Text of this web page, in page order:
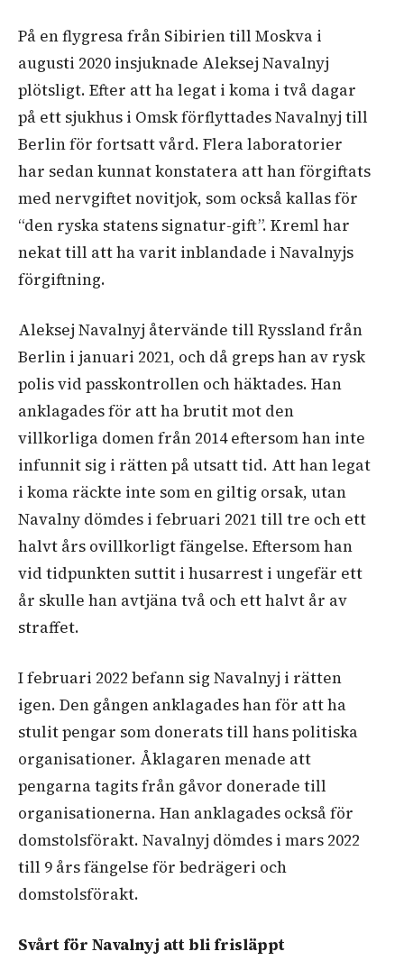
På en flygresa från Sibirien till Moskva i
augusti 2020 insjuknade Aleksej Navalnyj
plötsligt. Efter att ha legat i koma i två dagar
på ett sjukhus i Omsk förflyttades Navalnyj till
Berlin för fortsatt vård. Flera laboratorier
har sedan kunnat konstatera att han förgiftats
med nervgiftet novitjok, som också kallas för
“den ryska statens signatur-gift”. Kreml har
nekat till att ha varit inblandade i Navalnyjs
förgiftning.
Aleksej Navalnyj återvände till Ryssland från
Berlin i januari 2021, och då greps han av rysk
polis vid passkontrollen och häktades. Han
anklagades för att ha brutit mot den
villkorliga domen från 2014 eftersom han inte
infunnit sig i rätten på utsatt tid. Att han legat
i koma räckte inte som en giltig orsak, utan
Navalny dömdes i februari 2021 till tre och ett
halvt års ovillkorligt fängelse. Eftersom han
vid tidpunkten suttit i husarrest i ungefär ett
år skulle han avtjäna två och ett halvt år av
straffet.
I februari 2022 befann sig Navalnyj i rätten
igen. Den gången anklagades han för att ha
stulit pengar som donerats till hans politiska
organisationer. Åklagaren menade att
pengarna tagits från gåvor donerade till
organisationerna. Han anklagades också för
domstolsförakt. Navalnyj dömdes i mars 2022
till 9 års fängelse för bedrägeri och
domstolsförakt.
Svårt för Navalnyj att bli frisläppt